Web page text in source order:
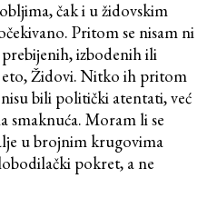
čak i u židovskim
Pritom se nisam ni
izbodenih ili
Židovi. Nitko ih pritom
bili politički atentati, već
smaknuća. Moram li se
u brojnim krugovima
pokret, a ne